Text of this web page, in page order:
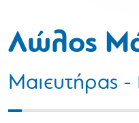
Λώλος
Μαιευτήρας -